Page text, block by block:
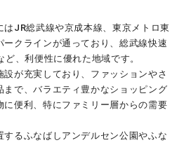
はJR総武線や京成本線、東京メトロ東
ークラインが通っており、総武線快速
ど、利便性に優れた地域です。
設が充実しており、ファッションやさ
まで、バラエティ豊かなショッピング
に便利、特にファミリー層からの需要
するふなばしアンデルセン公園やふな